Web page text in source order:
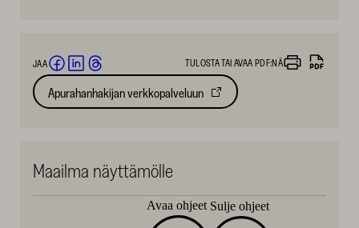
JAA
Jaa
Facebookissa
LinkedInissä
Threadsissä
TULOSTA TAI AVAA PDF:NÄ
Apurahanhakijan verkkopalveluun
Avautuu
Maailma näyttämölle
Avaa ohjeet Sulje ohjeet